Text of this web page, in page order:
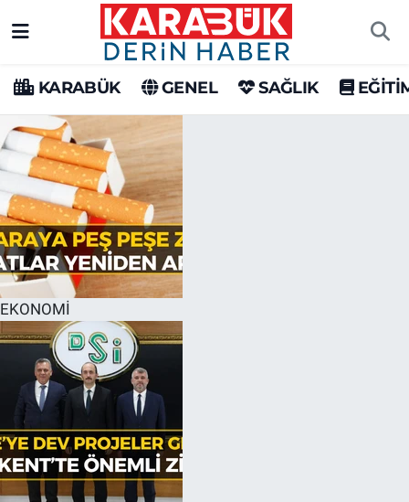
KARABÜK GENEL SAĞLIK
EKONOMİ
Karabük Hava Durumu
Karabük Trafik Yoğunluk Haritası
Süper Lig Puan Durumu ve Fikstür
Tüm Manşetler
Son Dakika Haberleri
Haber Arşivi